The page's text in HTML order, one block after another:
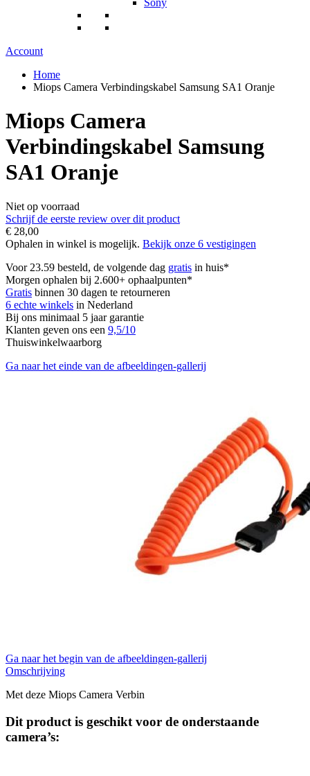
Sony
Account
Home
Miops Camera Verbindingskabel Samsung SA1 Oranje
Miops Camera
Verbindingskabel Samsung
SA1 Oranje
Niet op voorraad
Schrijf de eerste review over dit product
€ 28,00
Ophalen in winkel is mogelijk. Bekijk onze 6 vestigingen
Voor 23.59 besteld, de volgende dag gratis in huis*
Morgen ophalen bij 2.600+ ophaalpunten*
Gratis binnen 30 dagen te retourneren
6 echte winkels in Nederland
Bij ons minimaal 5 jaar garantie
Klanten geven ons een 9,5/10
Thuiswinkelwaarborg
Ga naar het einde van de afbeeldingen-gallerij
Ga naar het begin van de afbeeldingen-gallerij
Omschrijving
Met deze Miops Camera Verbin
Dit product is geschikt voor de onderstaande
camera’s: